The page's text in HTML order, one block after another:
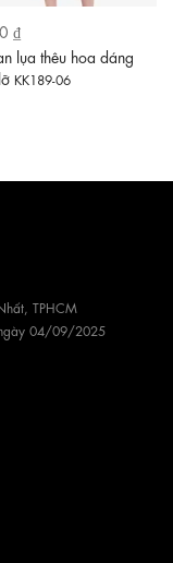
₫
lụa thêu hoa dáng
KK189-06
TPHCM
04/09/2025